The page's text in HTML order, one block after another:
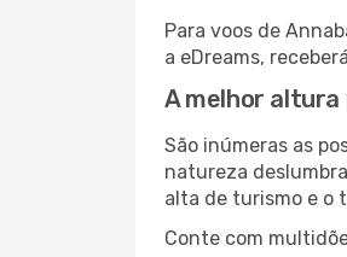
Para voos de
a eDreams,
A melhor altura
São inúmeras as
natureza
alta de turismo e o
Conte com